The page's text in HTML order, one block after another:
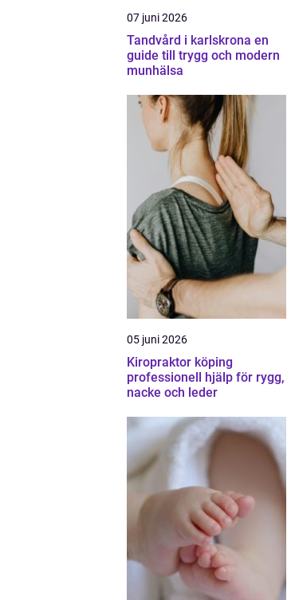
07 juni 2026
Tandvård i karlskrona en
guide till trygg och modern
munhälsa
05 juni 2026
Kiropraktor köping
professionell hjälp för rygg,
nacke och leder